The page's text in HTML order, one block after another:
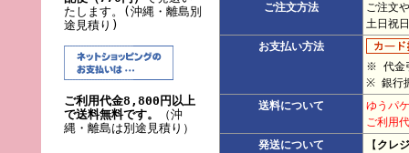
たします。(沖縄・離島別
途見積り)
ご利用代金8,800円以上
で送料無料です。
（沖
縄・離島は別途見積り）
ご注文方法
ご注文
土日祝
お支払い方法
※ 代金
※ 銀行
送料について
ゆうパ
ご利用
発送について
【 クレ